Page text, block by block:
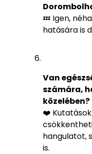
💤 Igen,
hatására is
Van
számára,
közelében?
❤️
hangulatot,
is.